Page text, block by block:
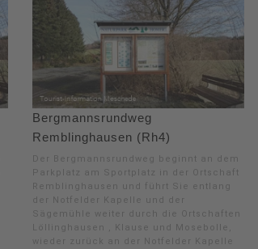
Bergmannsrundweg
Remblinghausen (Rh4)
Der Bergmannsrundweg beginnt an dem
Parkplatz am Sportplatz in der Ortschaft
Remblinghausen und führt Sie entlang
der Notfelder Kapelle und der
Sägemühle weiter durch die Ortschaften
Löllinghausen , Klause und Mosebolle,
wieder zurück an der Notfelder Kapelle